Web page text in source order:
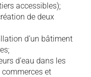
accessibles);
de deux
d’un bâtiment
d’eau dans les
et